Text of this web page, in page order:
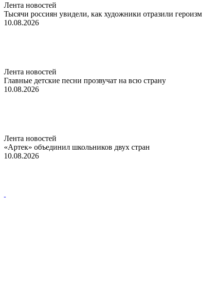
Лента новостей
Тысячи россиян увидели, как художники отразили героизм
10.08.2026
Лента новостей
Главные детские песни прозвучат на всю страну
10.08.2026
Лента новостей
«Артек» объединил школьников двух стран
10.08.2026